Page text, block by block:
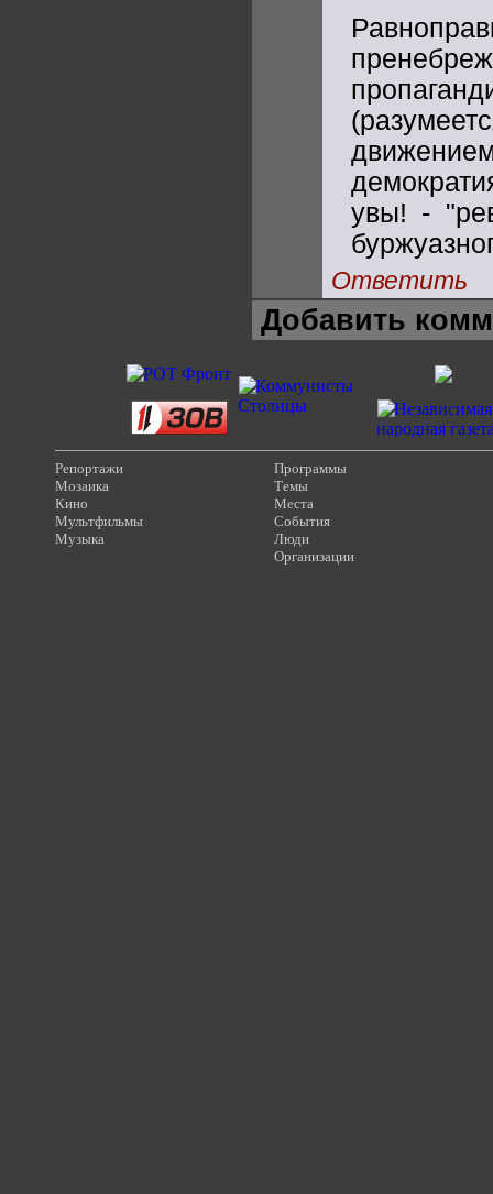
увы! -
Ответить
Добавить
Репортажи
Мозаика
Кино
Мультфильмы
Музыка
Программы
Темы
Места
События
Люди
Организации